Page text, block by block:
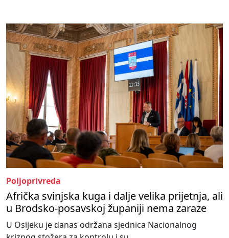
Poljoprivreda
Afrička svinjska kuga i dalje velika prijetnja, ali
u Brodsko-posavskoj županiji nema zaraze
U Osijeku je danas održana sjednica Nacionalnog